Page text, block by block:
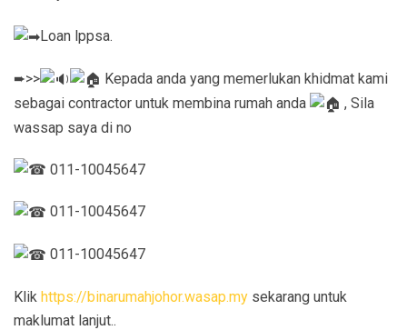
Loan lppsa.
➨>>
Kepada anda yang memerlukan khidmat kami
sebagai contractor untuk membina rumah anda
, Sila
wassap saya di no
011-10045647
011-10045647
011-10045647
Klik https://binarumahjohor.wasap.my sekarang untuk
maklumat lanjut..